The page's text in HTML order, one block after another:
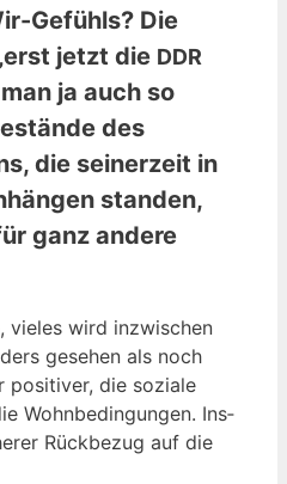
Gefühls? Die
jetzt die DDR
ja auch so
des
die seinerzeit in
standen,
ganz andere
vie­les wird inzwi­schen
gese­hen als noch
posi­ti­ver, die sozia­le
Wohn­be­din­gun­gen. Ins­
Rück­be­zug auf die